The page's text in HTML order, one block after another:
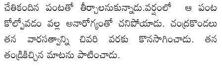
చేతికందిన పంటతో తీర్చాలనుకున్నాడు.వర్షంలో ఆ పంట
కోల్పోవడం వల్ల అనారోగ్యంతో చనిపోయాడు. చంద్రకొండలు
తన వారసత్వాన్ని చివరి వరకు కొనసాగించాడు. తన
తండ్రికిచ్చిన మాటను పాటించాడు.